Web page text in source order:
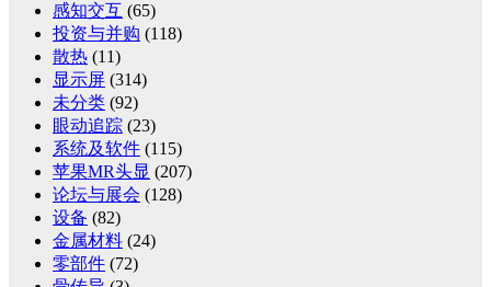
感知交互 (65)
投资与并购 (118)
散热 (11)
显示屏 (314)
未分类 (92)
眼动追踪 (23)
系统及软件 (115)
苹果MR头显 (207)
论坛与展会 (128)
设备 (82)
金属材料 (24)
零部件 (72)